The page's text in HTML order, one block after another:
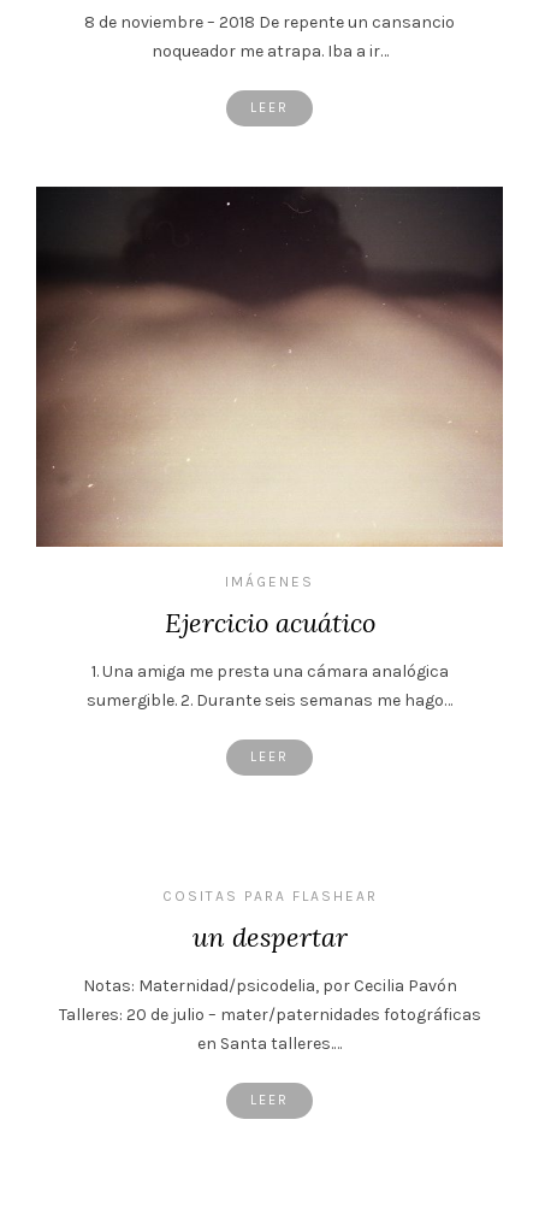
8 de noviembre – 2018 De repente un cansancio
noqueador me atrapa. Iba a ir…
LEER
IMÁGENES
Ejercicio acuático
1. Una amiga me presta una cámara analógica
sumergible. 2. Durante seis semanas me hago…
LEER
COSITAS PARA FLASHEAR
un despertar
Notas: Maternidad/psicodelia, por Cecilia Pavón
Talleres: 20 de julio – mater/paternidades fotográficas
en Santa talleres.…
LEER